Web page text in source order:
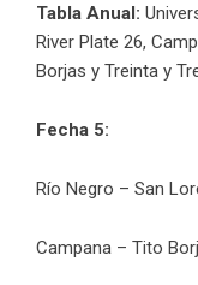
Tabla Anual:
River Plate 26,
Borjas y Treinta y
Fecha 5:
Río Negro – San
Campana – Tito